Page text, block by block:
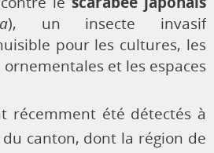
), un insecte invasif
pour les cultures, les
et les espaces
récemment été détectés à
canton, dont la région de